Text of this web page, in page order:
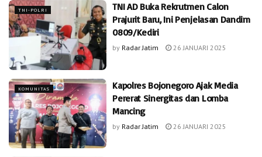
TNI-POLRI
TNI AD Buka Rekrutmen Calon
Prajurit Baru, Ini Penjelasan Dandim
0809/Kediri
by Radar Jatim 26 JANUARI 2025
KOMUNITAS
Kapolres Bojonegoro Ajak Media
Pererat Sinergitas dan Lomba
Mancing
by Radar Jatim 26 JANUARI 2025